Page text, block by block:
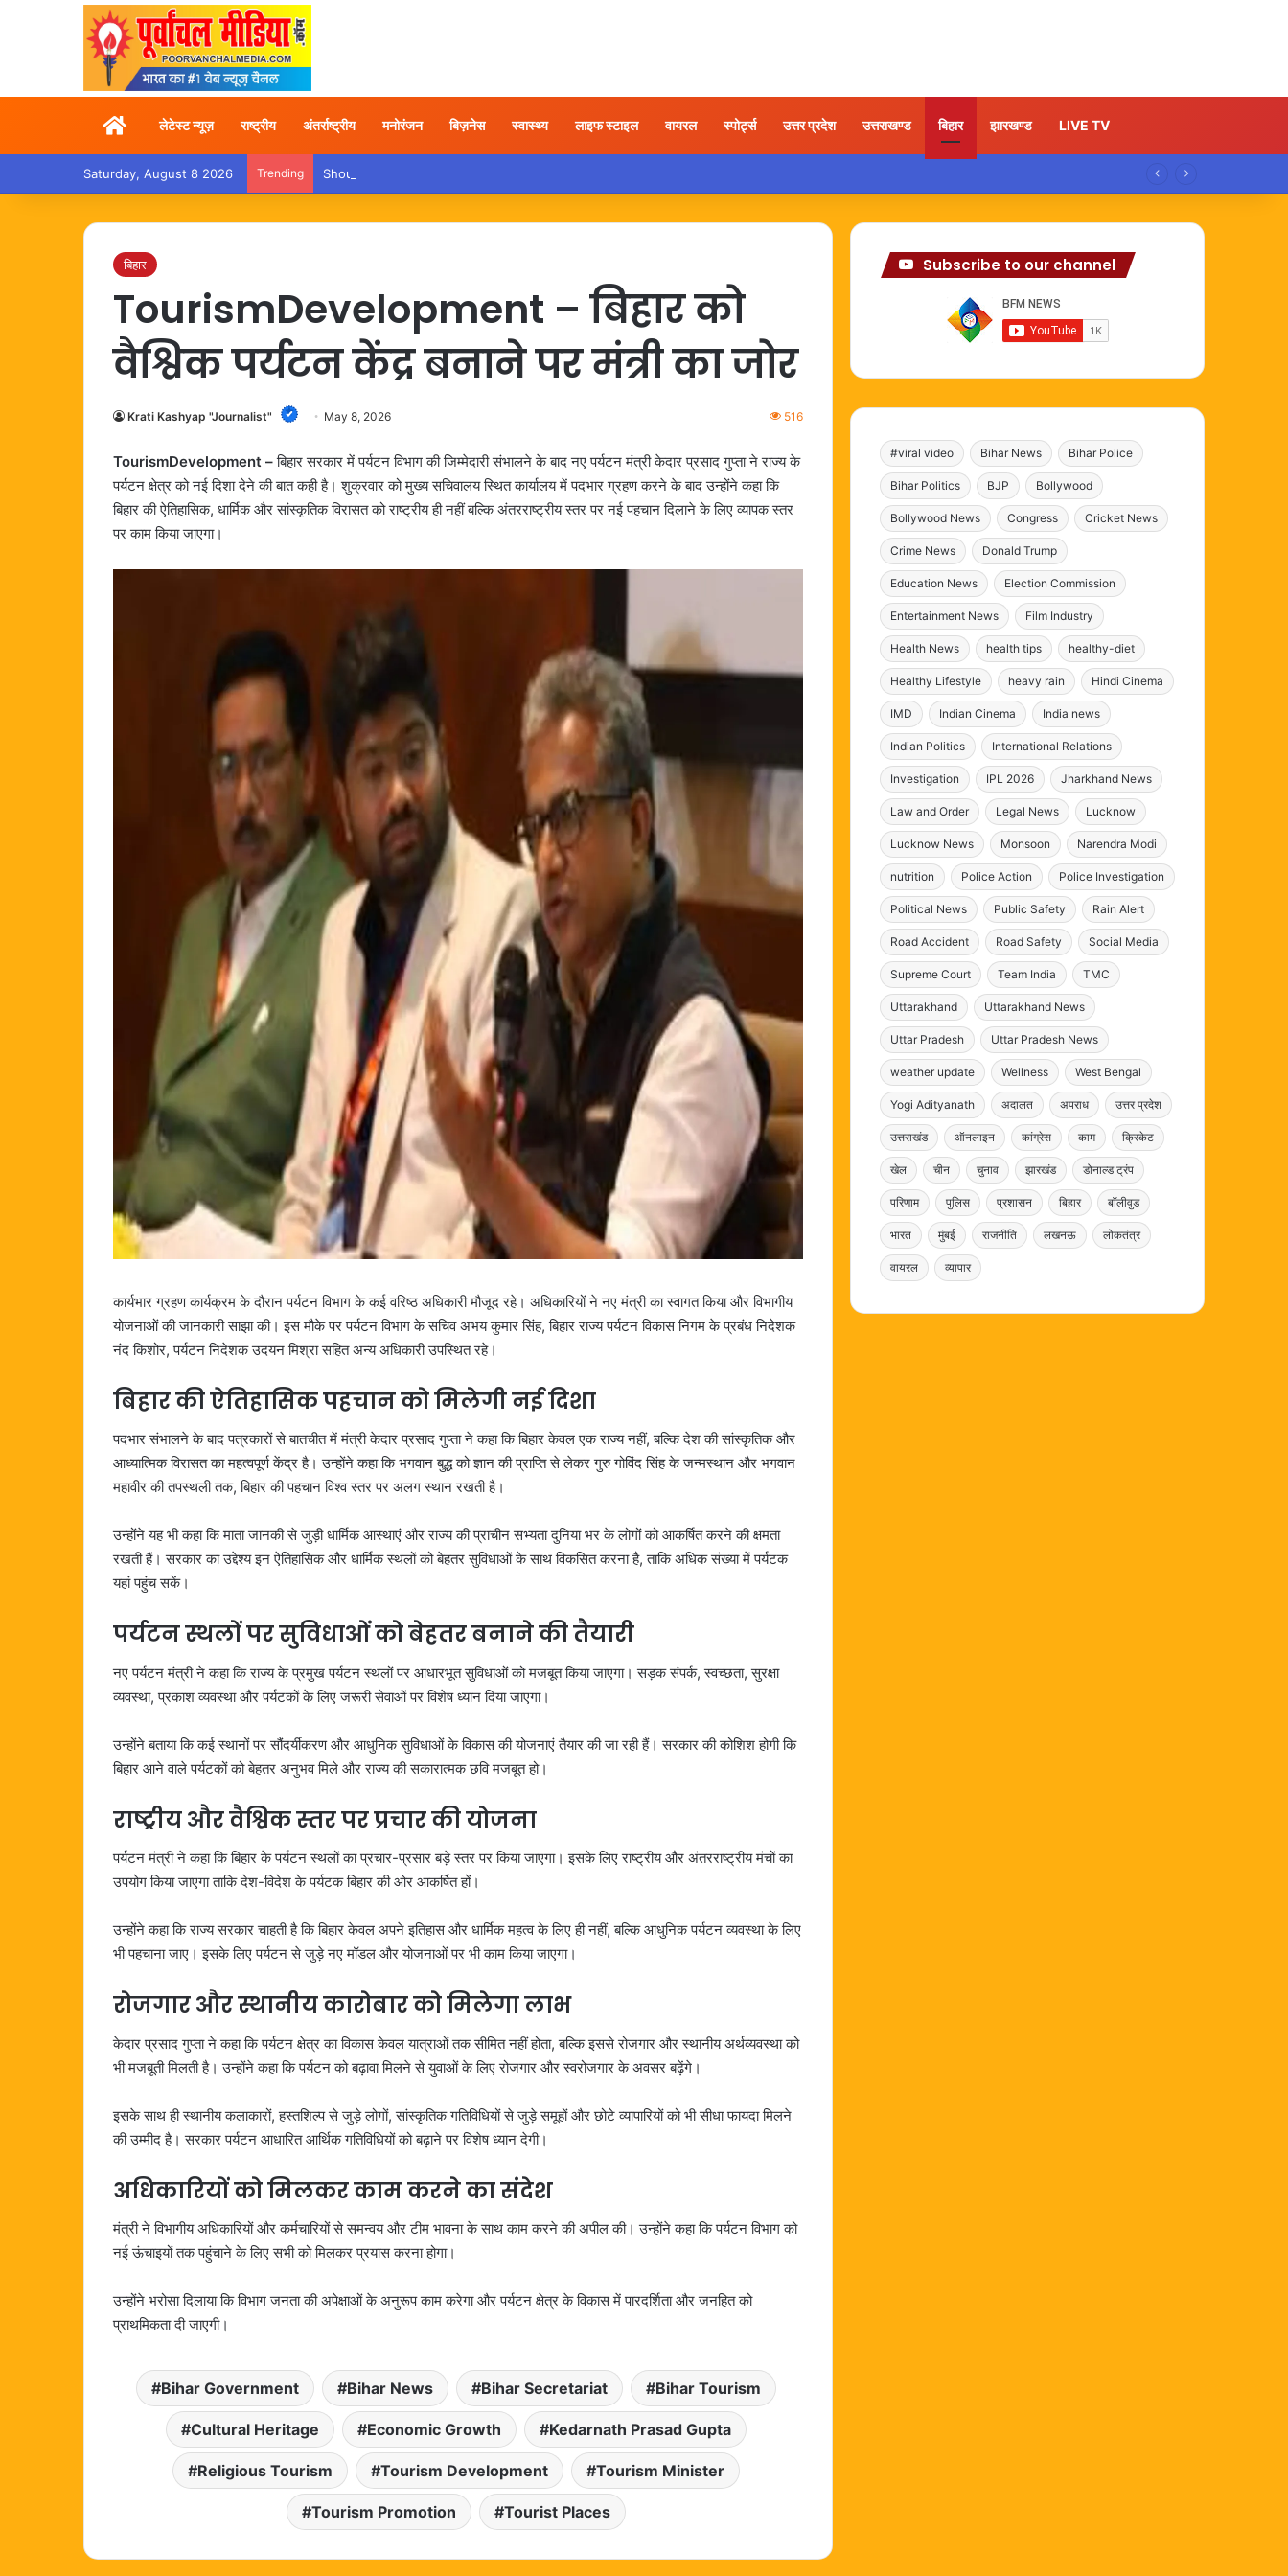
Homeलेटेस्ट न्यूज़ राष्ट्रीय अंतर्राष्ट्रीय मनोरंजन बिज़नेस स्वास्थ्य लाइफ स्टाइल वायरल स्पोर्ट्स उत्तर प्रदेश उत्तराखण्ड बिहार झारखण्ड LIVE TV
Saturday, August 8 2026 Trending Shoulder Pain – कांवड़ यात्रा के बाद कंधे में दर्द हो तो अपनाएं ये आसान उपाय
बिहार
TourismDevelopment – बिहार को
वैश्विक पर्यटन केंद्र बनाने पर मंत्री का जोर
Krati Kashyap "Journalist" May 8, 2026 516
TourismDevelopment –बिहार सरकार में पर्यटन विभाग की जिम्मेदारी संभालने के बाद नए पर्यटन मंत्री केदार प्रसाद गुप्ता ने राज्य के
पर्यटन क्षेत्र को नई दिशा देने की बात कही है। शुक्रवार को मुख्य सचिवालय स्थित कार्यालय में पदभार ग्रहण करने के बाद उन्होंने कहा कि
बिहार की ऐतिहासिक, धार्मिक और सांस्कृतिक विरासत को राष्ट्रीय ही नहीं बल्कि अंतरराष्ट्रीय स्तर पर नई पहचान दिलाने के लिए व्यापक स्तर
पर काम किया जाएगा।
कार्यभार ग्रहण कार्यक्रम के दौरान पर्यटन विभाग के कई वरिष्ठ अधिकारी मौजूद रहे। अधिकारियों ने नए मंत्री का स्वागत किया और विभागीय
योजनाओं की जानकारी साझा की। इस मौके पर पर्यटन विभाग के सचिव अभय कुमार सिंह, बिहार राज्य पर्यटन विकास निगम के प्रबंध निदेशक
नंद किशोर, पर्यटन निदेशक उदयन मिश्रा सहित अन्य अधिकारी उपस्थित रहे।
बिहार की ऐतिहासिक पहचान को मिलेगी नई दिशा
पदभार संभालने के बाद पत्रकारों से बातचीत में मंत्री केदार प्रसाद गुप्ता ने कहा कि बिहार केवल एक राज्य नहीं, बल्कि देश की सांस्कृतिक और
आध्यात्मिक विरासत का महत्वपूर्ण केंद्र है। उन्होंने कहा कि भगवान बुद्ध को ज्ञान की प्राप्ति से लेकर गुरु गोविंद सिंह के जन्मस्थान और भगवान
महावीर की तपस्थली तक, बिहार की पहचान विश्व स्तर पर अलग स्थान रखती है।
उन्होंने यह भी कहा कि माता जानकी से जुड़ी धार्मिक आस्थाएं और राज्य की प्राचीन सभ्यता दुनिया भर के लोगों को आकर्षित करने की क्षमता
रखती हैं। सरकार का उद्देश्य इन ऐतिहासिक और धार्मिक स्थलों को बेहतर सुविधाओं के साथ विकसित करना है, ताकि अधिक संख्या में पर्यटक
यहां पहुंच सकें।
पर्यटन स्थलों पर सुविधाओं को बेहतर बनाने की तैयारी
नए पर्यटन मंत्री ने कहा कि राज्य के प्रमुख पर्यटन स्थलों पर आधारभूत सुविधाओं को मजबूत किया जाएगा। सड़क संपर्क, स्वच्छता, सुरक्षा
व्यवस्था, प्रकाश व्यवस्था और पर्यटकों के लिए जरूरी सेवाओं पर विशेष ध्यान दिया जाएगा।
उन्होंने बताया कि कई स्थानों पर सौंदर्यीकरण और आधुनिक सुविधाओं के विकास की योजनाएं तैयार की जा रही हैं। सरकार की कोशिश होगी कि
बिहार आने वाले पर्यटकों को बेहतर अनुभव मिले और राज्य की सकारात्मक छवि मजबूत हो।
राष्ट्रीय और वैश्विक स्तर पर प्रचार की योजना
पर्यटन मंत्री ने कहा कि बिहार के पर्यटन स्थलों का प्रचार-प्रसार बड़े स्तर पर किया जाएगा। इसके लिए राष्ट्रीय और अंतरराष्ट्रीय मंचों का
उपयोग किया जाएगा ताकि देश-विदेश के पर्यटक बिहार की ओर आकर्षित हों।
उन्होंने कहा कि राज्य सरकार चाहती है कि बिहार केवल अपने इतिहास और धार्मिक महत्व के लिए ही नहीं, बल्कि आधुनिक पर्यटन व्यवस्था के लिए
भी पहचाना जाए। इसके लिए पर्यटन से जुड़े नए मॉडल और योजनाओं पर भी काम किया जाएगा।
रोजगार और स्थानीय कारोबार को मिलेगा लाभ
केदार प्रसाद गुप्ता ने कहा कि पर्यटन क्षेत्र का विकास केवल यात्राओं तक सीमित नहीं होता, बल्कि इससे रोजगार और स्थानीय अर्थव्यवस्था को
भी मजबूती मिलती है। उन्होंने कहा कि पर्यटन को बढ़ावा मिलने से युवाओं के लिए रोजगार और स्वरोजगार के अवसर बढ़ेंगे।
इसके साथ ही स्थानीय कलाकारों, हस्तशिल्प से जुड़े लोगों, सांस्कृतिक गतिविधियों से जुड़े समूहों और छोटे व्यापारियों को भी सीधा फायदा मिलने
की उम्मीद है। सरकार पर्यटन आधारित आर्थिक गतिविधियों को बढ़ाने पर विशेष ध्यान देगी।
अधिकारियों को मिलकर काम करने का संदेश
मंत्री ने विभागीय अधिकारियों और कर्मचारियों से समन्वय और टीम भावना के साथ काम करने की अपील की। उन्होंने कहा कि पर्यटन विभाग को
नई ऊंचाइयों तक पहुंचाने के लिए सभी को मिलकर प्रयास करना होगा।
उन्होंने भरोसा दिलाया कि विभाग जनता की अपेक्षाओं के अनुरूप काम करेगा और पर्यटन क्षेत्र के विकास में पारदर्शिता और जनहित को
प्राथमिकता दी जाएगी।
Bihar Government Bihar News Bihar Secretariat Bihar Tourism
Cultural Heritage Economic Growth Kedarnath Prasad Gupta
Religious Tourism Tourism Development Tourism Minister
Tourism Promotion Tourist Places
Subscribe to our channel
#viral video Bihar News Bihar Police
Bihar Politics BJP Bollywood
Bollywood News Congress Cricket News
Crime News Donald Trump
Education News Election Commission
Entertainment News Film Industry
Health News health tips healthy-diet
Healthy Lifestyle heavy rain Hindi Cinema
IMD Indian Cinema India news
Indian Politics International Relations
Investigation IPL 2026 Jharkhand News
Law and Order Legal News Lucknow
Lucknow News Monsoon Narendra Modi
nutrition Police Action Police Investigation
Political News Public Safety Rain Alert
Road Accident Road Safety Social Media
Supreme Court Team India TMC
Uttarakhand Uttarakhand News
Uttar Pradesh Uttar Pradesh News
weather update Wellness West Bengal
Yogi Adityanath अदालत अपराध उत्तर प्रदेश
उत्तराखंड ऑनलाइन कांग्रेस काम क्रिकेट
खेल चीन चुनाव झारखंड डोनाल्ड ट्रंप
परिणाम पुलिस प्रशासन बिहार बॉलीवुड
भारत मुंबई राजनीति लखनऊ लोकतंत्र
वायरल व्यापार